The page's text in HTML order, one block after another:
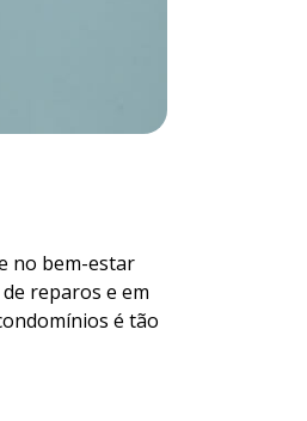
no bem-estar
reparos e em
é tão